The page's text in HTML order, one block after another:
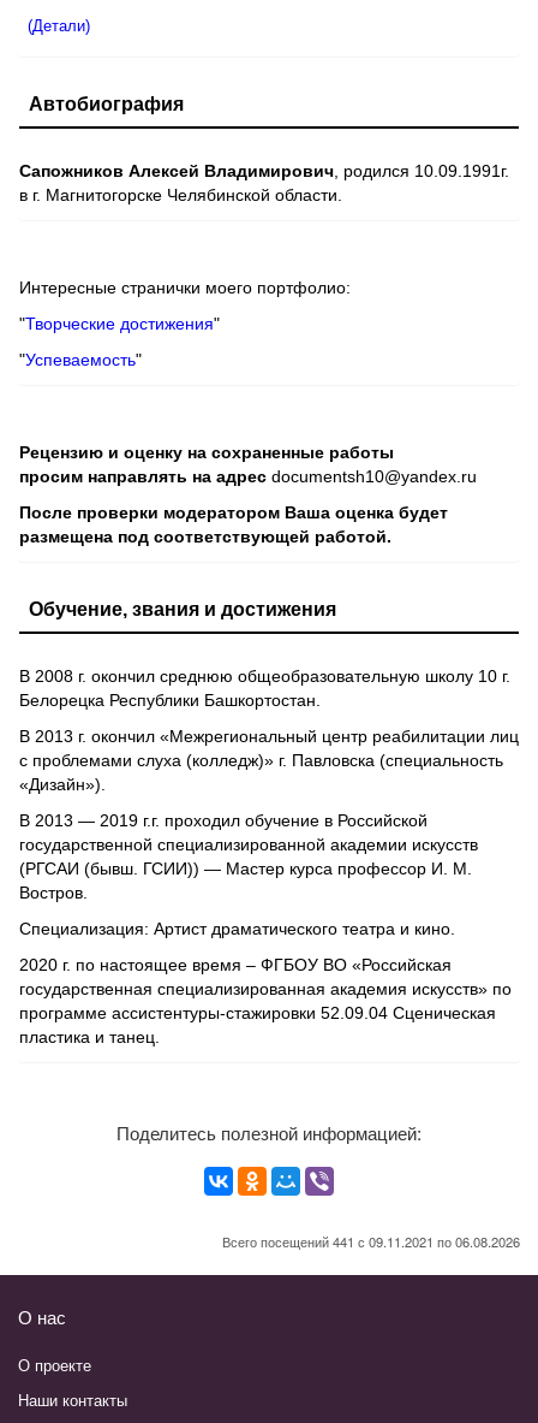
(Детали)
Автобиография
Сапожников Алексей Владимирович , родился 10.09.1991г.
в г. Магнитогорске Челябинской области.
Интересные странички моего портфолио:
"Творческие достижения"
"Успеваемость"
Рецензию и оценку на сохраненные работы
просим направлять на адрес documentsh10@yandex.ru
После проверки модератором Ваша оценка будет
размещена под соответствующей работой.
Обучение, звания и достижения
В 2008 г. окончил среднюю общеобразовательную школу 10 г.
Белорецка Республики Башкортостан.
В 2013 г. окончил «Межрегиональный центр реабилитации лиц
с проблемами слуха (колледж)» г. Павловска (специальность
«Дизайн»).
В 2013 — 2019 г.г. проходил обучение в Российской
государственной специализированной академии искусств
(РГСАИ (бывш. ГСИИ)) — Мастер курса профессор И. М.
Востров.
Специализация: Артист драматического театра и кино.
2020 г. по настоящее время – ФГБОУ ВО «Российская
государственная специализированная академия искусств» по
программе ассистентуры-стажировки 52.09.04 Сценическая
пластика и танец.
Поделитесь полезной информацией:
Всего посещений 441 с 09.11.2021 по 06.08.2026
О нас
О проекте
Наши контакты